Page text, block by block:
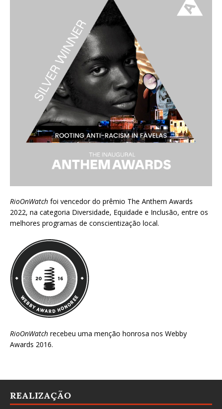
RioOnWatch foi vencedor do prêmio The Anthem Awards
2022, na categoria Diversidade, Equidade e Inclusão, entre os
melhores programas de conscientização local.
RioOnWatch recebeu uma menção honrosa nos Webby
Awards 2016.
REALIZAÇÃO